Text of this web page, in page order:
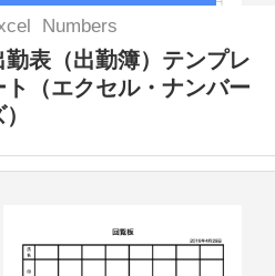
Numbers
勤表（出勤簿）テンプレ
ト（エクセル・ナンバー